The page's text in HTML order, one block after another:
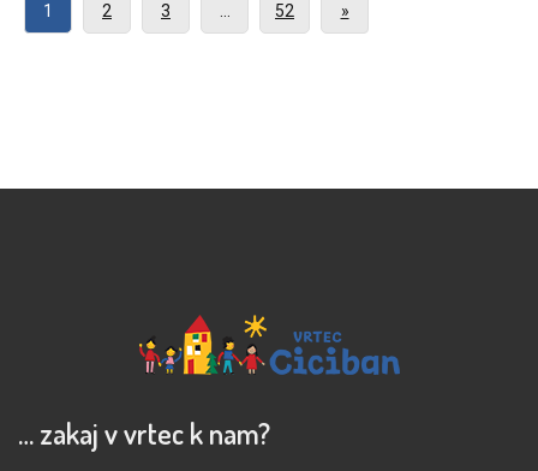
1 2 3 52 »
… zakaj v vrtec k nam?